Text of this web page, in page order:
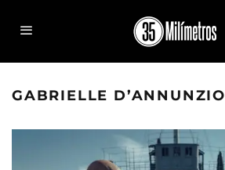
GABRIELLE D’ANNUNZIO